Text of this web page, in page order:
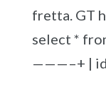
fretta. GT
select *
———–+ |